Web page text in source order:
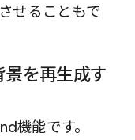
せることもで
を再生成す
機能です。